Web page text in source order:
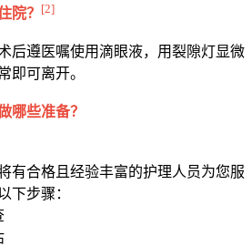
院？ [2]
后遵医嘱使用滴眼液，用裂隙灯显微
即可离开。
哪些准备？
有合格且经验丰富的护理人员为您服
下步骤：